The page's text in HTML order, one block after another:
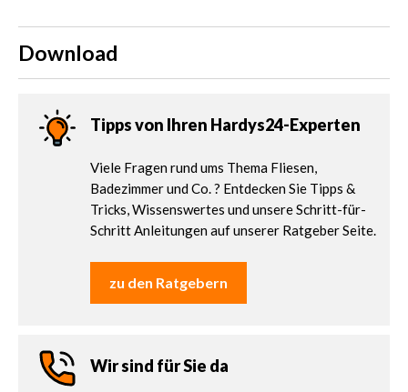
Download
Tipps von Ihren Hardys24-Experten
Viele Fragen rund ums Thema Fliesen,
Badezimmer und Co. ? Entdecken Sie Tipps &
Tricks, Wissenswertes und unsere Schritt-für-
Schritt Anleitungen auf unserer Ratgeber Seite.
zu den Ratgebern
Wir sind für Sie da